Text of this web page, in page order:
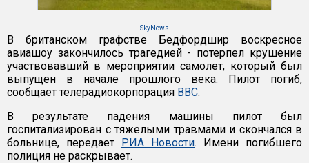
SkyNews
В британском графстве Бедфордшир воскресное
авиашоу закончилось трагедией - потерпел крушение
участвовавший в мероприятии самолет, который был
выпущен в начале прошлого века. Пилот погиб,
сообщает телерадиокорпорация BBC.
В результате падения машины пилот был
госпитализирован с тяжелыми травмами и скончался в
больнице, передает РИА Новости. Имени погибшего
полиция не раскрывает.